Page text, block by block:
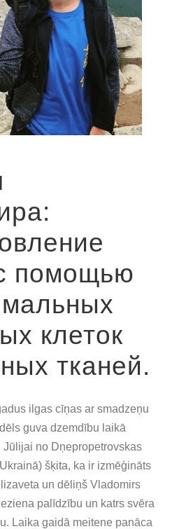
помощью
клеток
тканей.
ilgas cīņas ar smadzeņu
guva dzemdību laikā
Jūlijai no Dņepropetrovskas
šķita, ka ir izmēģināts
un dēliņš Vladomirs
palīdzību un katrs svēra
Laika gaidā meitene panāca